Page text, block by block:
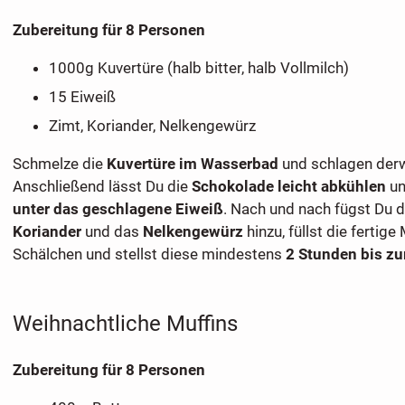
Zubereitung für 8 Personen
1000g Kuvertüre (halb bitter, halb Vollmilch)
15 Eiweiß
Zimt, Koriander, Nelkengewürz
Schmelze die Kuvertüre im Wasserbad und schlagen
Anschließend lässt Du die Schokolade leicht abkühlen
unter das geschlagene Eiweiß. Nach und nach fügst Du
Korianderund das Nelkengewürz hinzu, füllst die fertige
Schälchen und stellst diese mindestens 2 Stunden bis
Weihnachtliche Muffins
Zubereitung für 8 Personen